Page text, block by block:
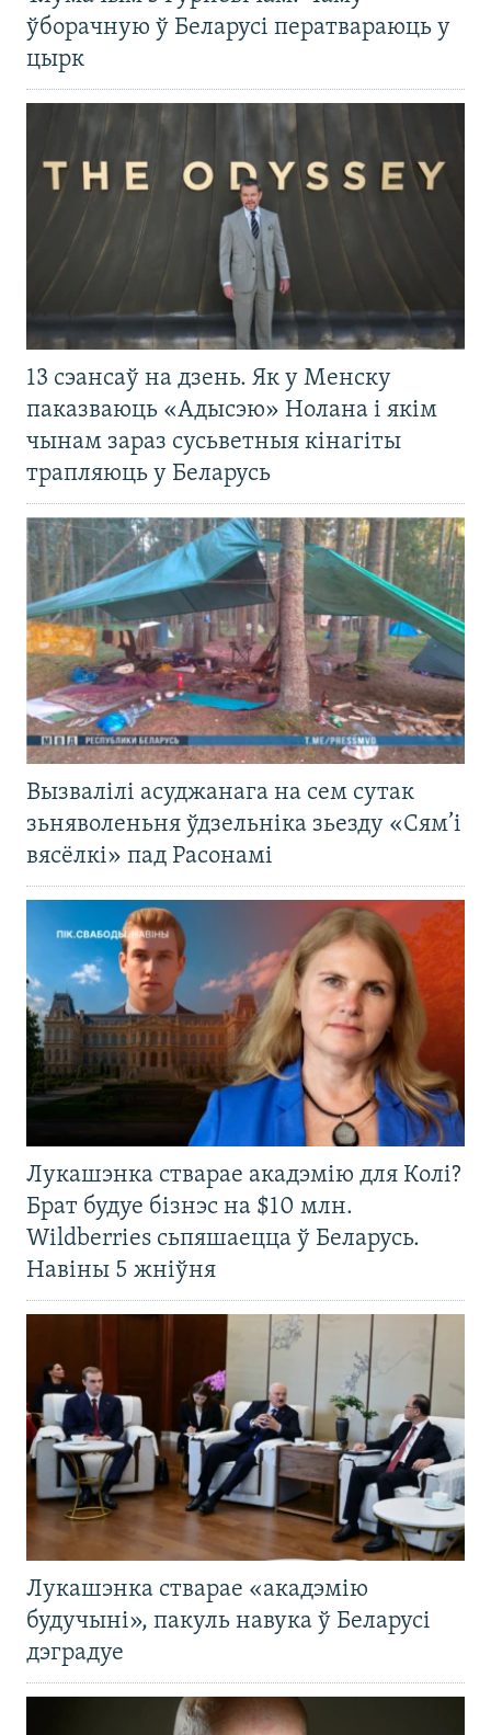
ўборачную ў Беларусі ператвараюць у
цырк
13 сэансаў на дзень. Як у Менску
паказваюць «Адысэю» Нолана і якім
чынам зараз сусьветныя кінагіты
трапляюць у Беларусь
Вызвалілі асуджанага на сем сутак
зьняволеньня ўдзельніка зьезду «Сям’і
вясёлкі» пад Расонамі
Лукашэнка стварае акадэмію для Колі?
Брат будуе бізнэс на $10 млн.
Wildberries сьпяшаецца ў Беларусь.
Навіны 5 жніўня
Лукашэнка стварае «акадэмію
будучыні», пакуль навука ў Беларусі
дэградуе